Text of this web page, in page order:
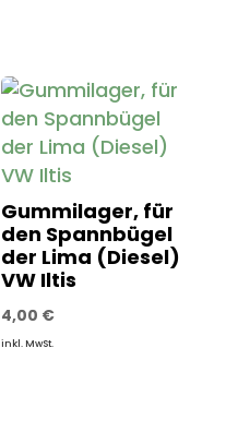
Gummilager, für
den Spannbügel
der Lima (Diesel)
VW Iltis
4,00 €
inkl. MwSt.